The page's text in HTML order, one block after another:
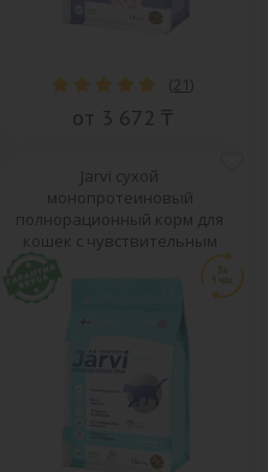
( 21)
от 3 672 ₸
Jarvi сухой
монопротеиновый
полнорационный корм для
кошек с чувствительным